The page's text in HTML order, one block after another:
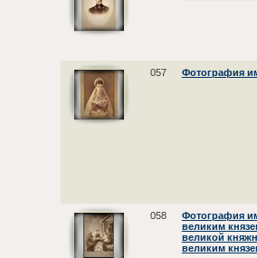
057 Фотография
058
Фотография
великим
великой
великим